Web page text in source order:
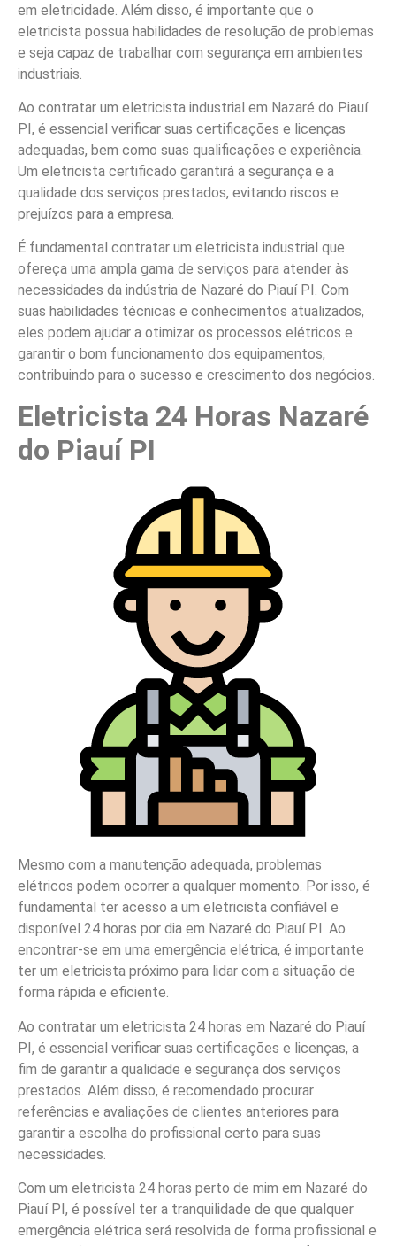
em eletricidade. Além disso, é importante que o
eletricista possua habilidades de resolução de problemas
e seja capaz de trabalhar com segurança em ambientes
industriais.
Ao contratar um eletricista industrial em Nazaré do Piauí
PI, é essencial verificar suas certificações e licenças
adequadas, bem como suas qualificações e experiência.
Um eletricista certificado garantirá a segurança e a
qualidade dos serviços prestados, evitando riscos e
prejuízos para a empresa.
É fundamental contratar um eletricista industrial que
ofereça uma ampla gama de serviços para atender às
necessidades da indústria de Nazaré do Piauí PI. Com
suas habilidades técnicas e conhecimentos atualizados,
eles podem ajudar a otimizar os processos elétricos e
garantir o bom funcionamento dos equipamentos,
contribuindo para o sucesso e crescimento dos negócios.
Eletricista 24 Horas Nazaré
do Piauí PI
Mesmo com a manutenção adequada, problemas
elétricos podem ocorrer a qualquer momento. Por isso, é
fundamental ter acesso a um eletricista confiável e
disponível 24 horas por dia em Nazaré do Piauí PI. Ao
encontrar-se em uma emergência elétrica, é importante
ter um eletricista próximo para lidar com a situação de
forma rápida e eficiente.
Ao contratar um eletricista 24 horas em Nazaré do Piauí
PI, é essencial verificar suas certificações e licenças, a
fim de garantir a qualidade e segurança dos serviços
prestados. Além disso, é recomendado procurar
referências e avaliações de clientes anteriores para
garantir a escolha do profissional certo para suas
necessidades.
Com um eletricista 24 horas perto de mim em Nazaré do
Piauí PI, é possível ter a tranquilidade de que qualquer
emergência elétrica será resolvida de forma profissional e